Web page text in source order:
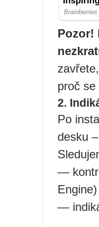
Pozor!
proč se
2.
Po
desku
—
—